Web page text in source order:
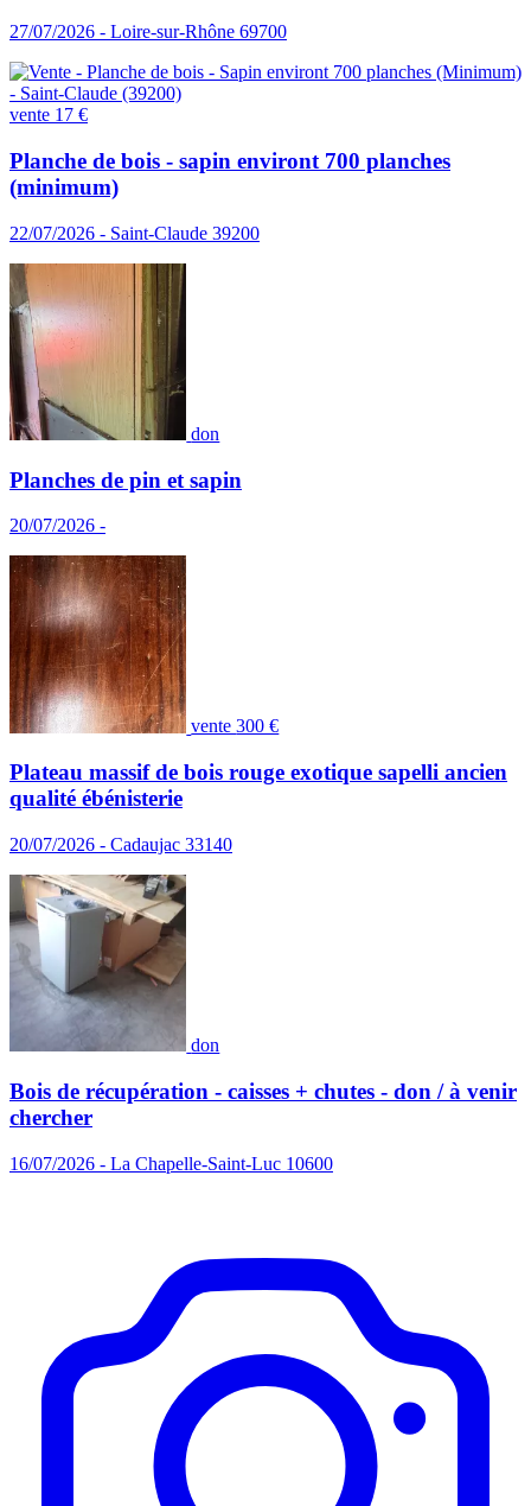
27/07/2026 - Loire-sur-Rhône 69700
vente 17 €
Planche de bois - sapin environt 700 planches
(minimum)
22/07/2026 - Saint-Claude 39200
don
Planches de pin et sapin
20/07/2026 -
vente300 €
Plateau massif de bois rouge exotique sapelli ancien
qualité ébénisterie
20/07/2026 - Cadaujac 33140
don
Bois de récupération - caisses + chutes - don / à venir
chercher
16/07/2026 - La Chapelle-Saint-Luc 10600